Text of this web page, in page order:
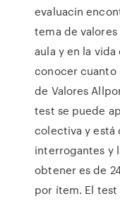
evaluacin
tema de
aula y en la
conocer cuanto
de Valores
test se puede
colectiva y está
interrogantes y
obtener es de
por ítem. El test